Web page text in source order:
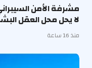
مشرفة الأمن
لا يحل محل العقل
منذ 16 ساعة